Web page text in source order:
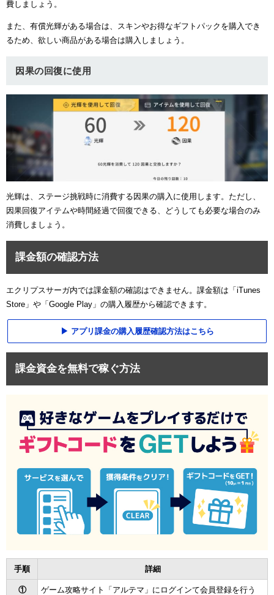
費しましょう。
また、有償光輝がある場合は、スキンやお得なギフトパックを購入でき
るため、欲しい商品がある場合は購入しましょう。
因果の回復に使用
光輝は、ステージ挑戦時に消費する因果の購入に使用します。ただし、
因果回復アイテムや時間経過で回復できる、どうしても必要な場合のみ
消費しましょう。
課金額の確認方法
エクリプスサーガ内では課金額の確認はできません。課金額は「iTunes
Store」や「Google Play」の購入履歴から確認できます。
アプリ課金の購入履歴確認方法はこちら
課金資金を無料で稼ぐ方法
手順 詳細
① ゲーム攻略サイト「アルテマ」にログインて会員登録を行う